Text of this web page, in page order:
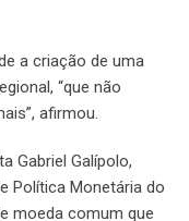
a criação de uma
“que não
afirmou.
Gabriel Galípolo,
Política Monetária do
moeda comum que